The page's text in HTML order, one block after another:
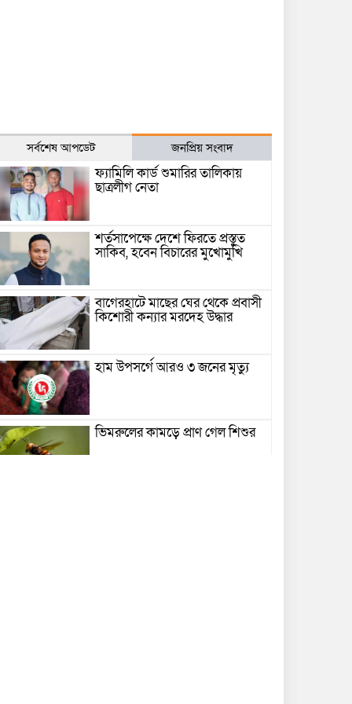
সর্বশেষ আপডেট জনপ্রিয় সংবাদ
ফ্যামিলি কার্ড শুমারির তালিকায়
ছাত্রলীগ নেতা
শর্তসাপেক্ষে দেশে ফিরতে প্রস্তুত
সাকিব, হবেন বিচারের মুখোমুখি
বাগেরহাটে মাছের ঘের থেকে প্রবাসী
কিশোরী কন্যার মরদেহ উদ্ধার
হাম উপসর্গে আরও ৩ জনের মৃত্যু
ভিমরুলের কামড়ে প্রাণ গেল শিশুর